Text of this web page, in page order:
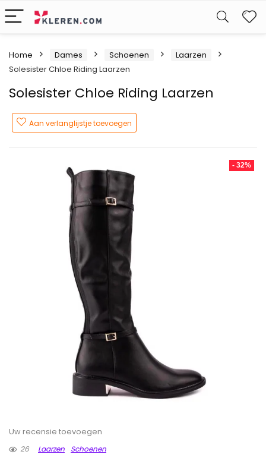
Home Dames Schoenen
Laarzen
Solesister Chloe Riding Laarzen
Solesister Chloe Riding Laarzen
Aan verlanglijstje toevoegen
- 32%
Uw recensie toevoegen
26
Laarzen Schoenen